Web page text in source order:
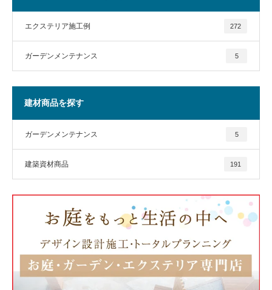
エクステリア施工例 272
ガーデンメンテナンス 5
建材商品を探す
ガーデンメンテナンス 5
建築資材商品 191